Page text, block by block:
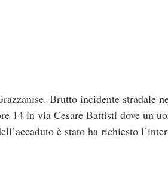
Brutto incidente stradale
14 in via Cesare Battisti dove un
è stato ha richiesto